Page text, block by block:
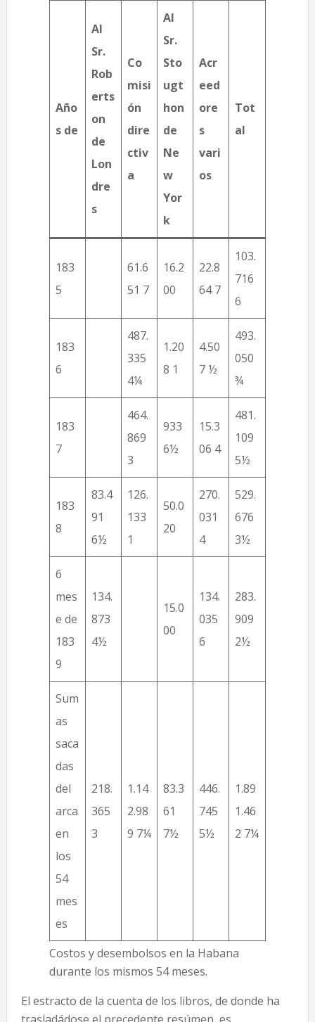
Año
s de
Al
Sr.
Rob
erts
on
de
Lon
dre
s
Co
misi
ón
dire
ctiv
a
Al
Sr.
Sto
ugt
hon
de
Ne
w
Yor
k
Acr
eed
ore
s
vari
os
Tot
al
183
5
61.6
51 7
16.2
00
22.8
64 7
103.
716
6
183
6
487.
335
4¼
1.20
8 1
4.50
7 ½
493.
050
¾
183
7
464.
869
3
933
6½
15.3
06 4
481.
109
5½
183
8
83.4
91
6½
126.
133
1
50.0
20
270.
031
4
529.
676
3½
6
mes
e de
183
9
134.
873
4½
15.0
00
134.
035
6
283.
909
2½
Sum
as
saca
das
del
arca
en
los
54
mes
es
218.
365
3
1.14
2.98
9 7¼
83.3
61
7½
446.
745
5½
1.89
1.46
2 7¼
Costos y desembolsos en la Habana
durante los mismos 54 meses.
El estracto de la cuenta de los libros, de donde ha